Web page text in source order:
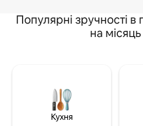
Популярні зручності
на місяць
Кухня